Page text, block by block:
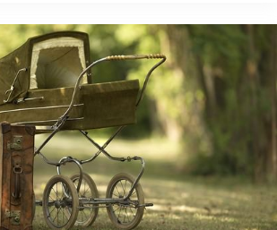
om zijn zoon te verwelkomen ...